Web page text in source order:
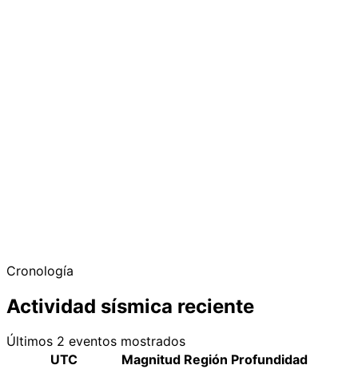
Cronología
Actividad sísmica reciente
Últimos 2 eventos mostrados
UTC
Magnitud Región Profundidad